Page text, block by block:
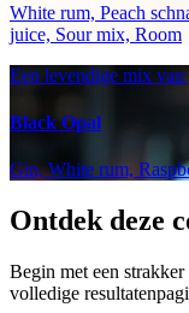
White rum, Peach
juice, Sour mix, Room
Een levendige mix van
Black Opal
Gin, White rum,
Ontdek deze
Begin met een
volledige